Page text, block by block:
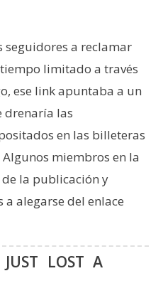
seguidores a reclamar
limitado a través
ese link apuntaba a un
drenaría las
en las billeteras
miembros en la
la publicación y
alegarse del enlace
LOST A